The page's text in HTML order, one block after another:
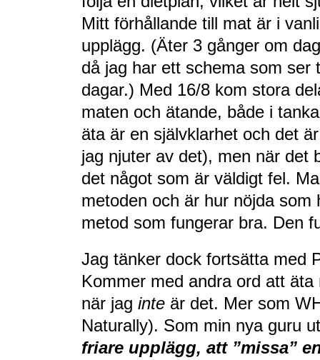
Mitt förhållande till mat är i
upplägg. (Äter 3 gånger om
då jag har ett schema som ser
dagar.) Med 16/8 kom stora
maten och ätande, både i
äta är en självklarhet och det
jag njuter av det), men när det
det något som är väldigt fel.
metoden och är hur nöjda
metod som fungerar bra. Den
Jag tänker dock fortsätta med
Kommer med andra ord att
när jag inte är det. Mer som
Naturally). Som min nya guru
friare upplägg, att ”missa”